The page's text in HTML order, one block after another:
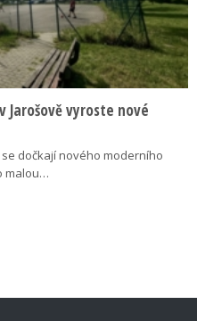
vyroste nové
dočkají nového moderního
malou…